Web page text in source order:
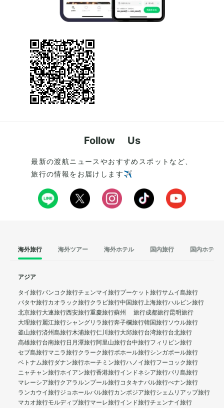
Follow Us
最新の渡航ニュースやおすすめスポットなど、
旅行の情報をお届けします✈️
海外旅行 海外ツアー 海外ホテル 国内旅行 国内ホテル
アジア
タイ旅行バンコク旅行チェンマイ旅行プーケット旅行サムイ島旅行
パタヤ旅行カオラック旅行クラビ旅行中国旅行上海旅行ハルビン旅行
北京旅行大連旅行西安旅行重慶旅行蘇州 旅行成都旅行昆明旅行
大理旅行麗江旅行シャングリラ旅行奔子欄旅行韓国旅行ソウル旅行
釜山旅行済州島旅行木浦旅行仁川旅行大邱旅行台湾旅行台北旅行
高雄旅行台南旅行日月潭旅行阿里山旅行台中旅行フィリピン旅行
セブ島旅行マニラ旅行クラーク旅行ボホール旅行シンガポール旅行
ベトナム旅行ダナン旅行ホーチミン旅行ハノイ旅行フーコック旅行
ニャチャン旅行ホイアン旅行香港旅行インドネシア旅行バリ島旅行
マレーシア旅行クアラルンプール旅行コタキナバル旅行ぺナン旅行
ランカウイ旅行ジョホールバル旅行カンボジア旅行シェムリアップ旅行
マカオ旅行モルディブ旅行マーレ旅行インド旅行チェンナイ旅行